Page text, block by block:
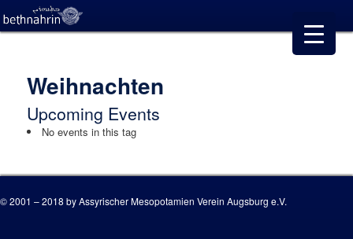
Weihnachten
Upcoming Events
No events in this tag
© 2001 – 2018 by Assyrischer Mesopotamien Verein Augsburg e.V.